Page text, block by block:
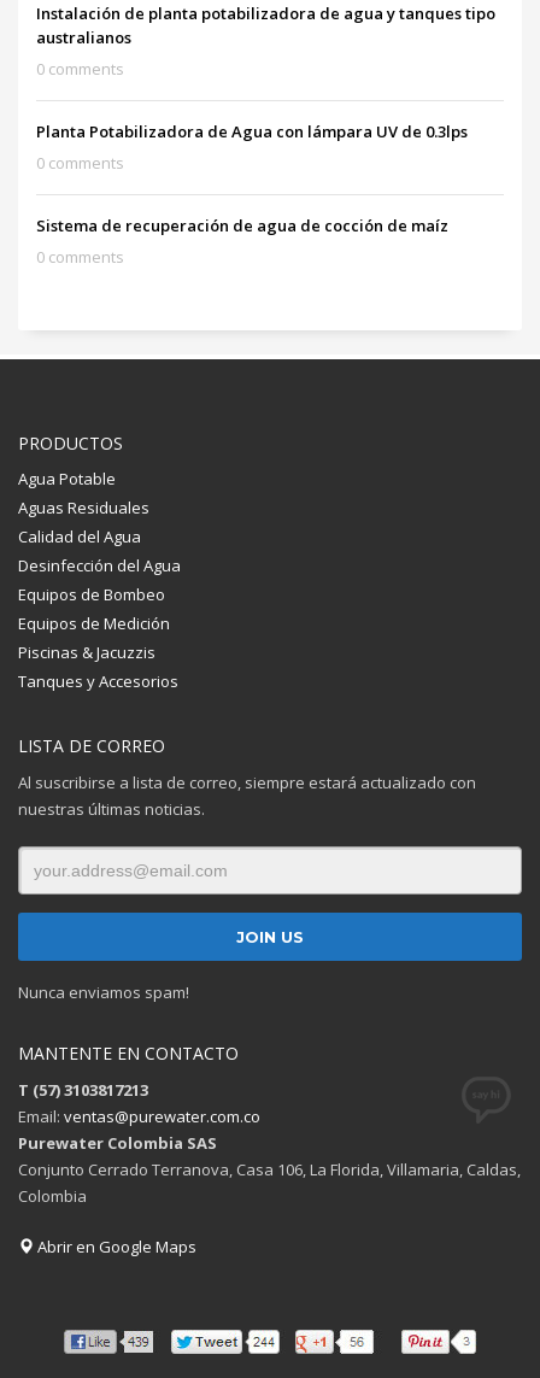
Instalación de planta potabilizadora de agua y tanques tipo
australianos
0 comments
Planta Potabilizadora de Agua con lámpara UV de 0.3lps
0 comments
Sistema de recuperación de agua de cocción de maíz
0 comments
PRODUCTOS
Agua Potable
Aguas Residuales
Calidad del Agua
Desinfección del Agua
Equipos de Bombeo
Equipos de Medición
Piscinas & Jacuzzis
Tanques y Accesorios
LISTA DE CORREO
Al suscribirse a lista de correo, siempre estará actualizado con
nuestras últimas noticias.
Nunca enviamos spam!
MANTENTE EN CONTACTO
T (57) 3103817213
Email: ventas@purewater.com.co
Purewater Colombia SAS
Conjunto Cerrado Terranova, Casa 106, La Florida, Villamaria, Caldas,
Colombia
Abrir en Google Maps